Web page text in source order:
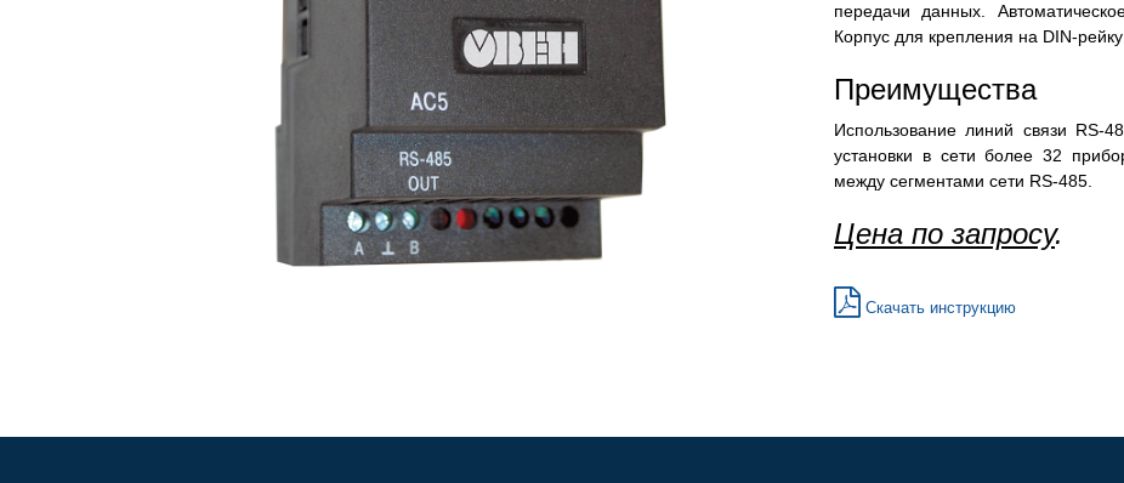
передачи данных.
Корпус для крепления на DIN-
Преимущества
Использование линий связи RS-
установки в сети более 32
между сегментами сети RS-485.
Цена по запросу.
Скачать инструкцию